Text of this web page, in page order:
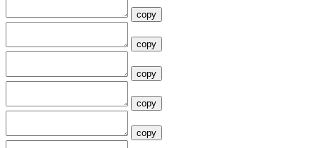
copy
copy
copy
copy
copy